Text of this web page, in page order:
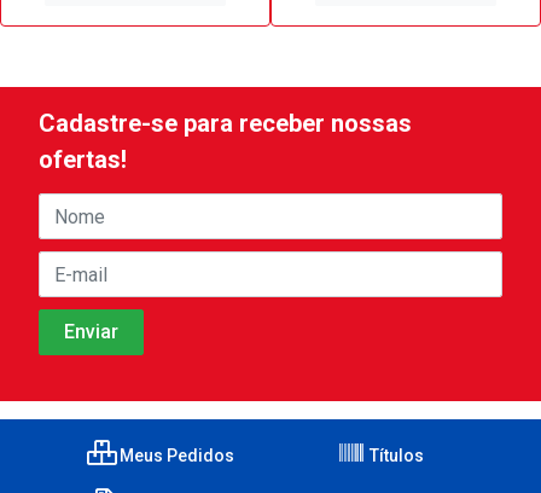
Cadastre-se para receber nossas
ofertas!
Meus Pedidos Títulos